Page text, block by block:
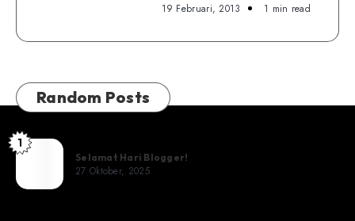
19 Februari, 2013 1 min read
Random Posts
Selamat
Blogger!
1
Selamat Hari Blogger!
27 Oktober, 2025